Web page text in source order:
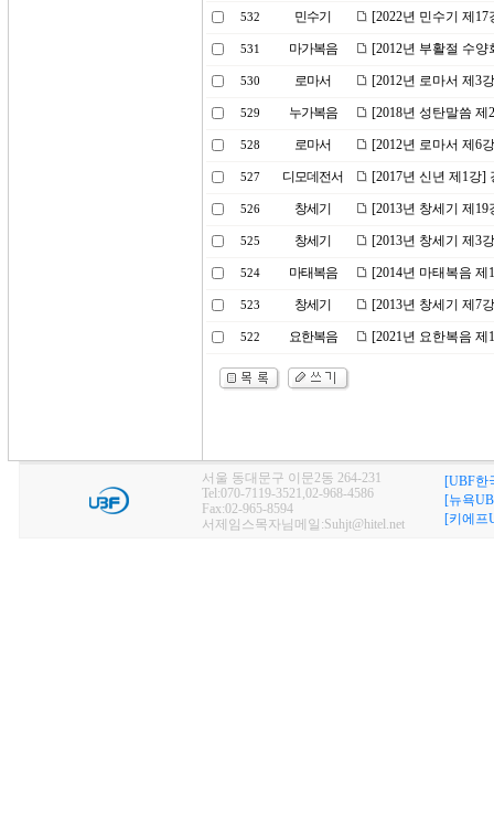
532 민수기 [2022년 민수기 제
531 마가복음 [2012년 부활절 수
530 로마서 [2012년 로마서 제3
529 누가복음 [2018년 성탄말씀
528 로마서 [2012년 로마서 제6
527 디모데전서 [2017년 신년 제1강]
526 창세기 [2013년 창세기 제
525 창세기 [2013년 창세기 제3
524 마태복음 [2014년 마태복음
523 창세기 [2013년 창세기 제7
522 요한복음 [2021년 요한복음
서울 동대문구 이문2동 264-231
Tel:070-7119-3521,02-968-4586
Fax:02-965-8594
서제임스목자님메일:Suhjt@hitel.net
[UBF한
[뉴욕
[키에프